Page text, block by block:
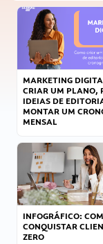
MARKETING
CRIAR UM PLANO,
IDEIAS DE
MONTAR UM
MENSAL
INFOGRÁFICO:
CONQUISTAR
ZERO